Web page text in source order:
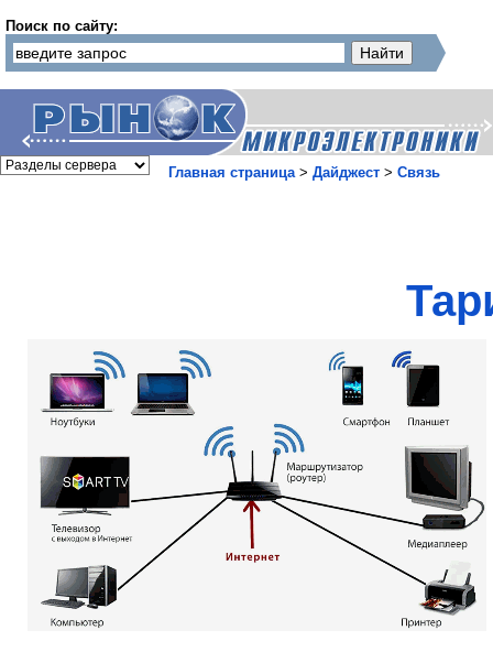
Поиск по сайту:
Главная страница> Дайджест > Связь